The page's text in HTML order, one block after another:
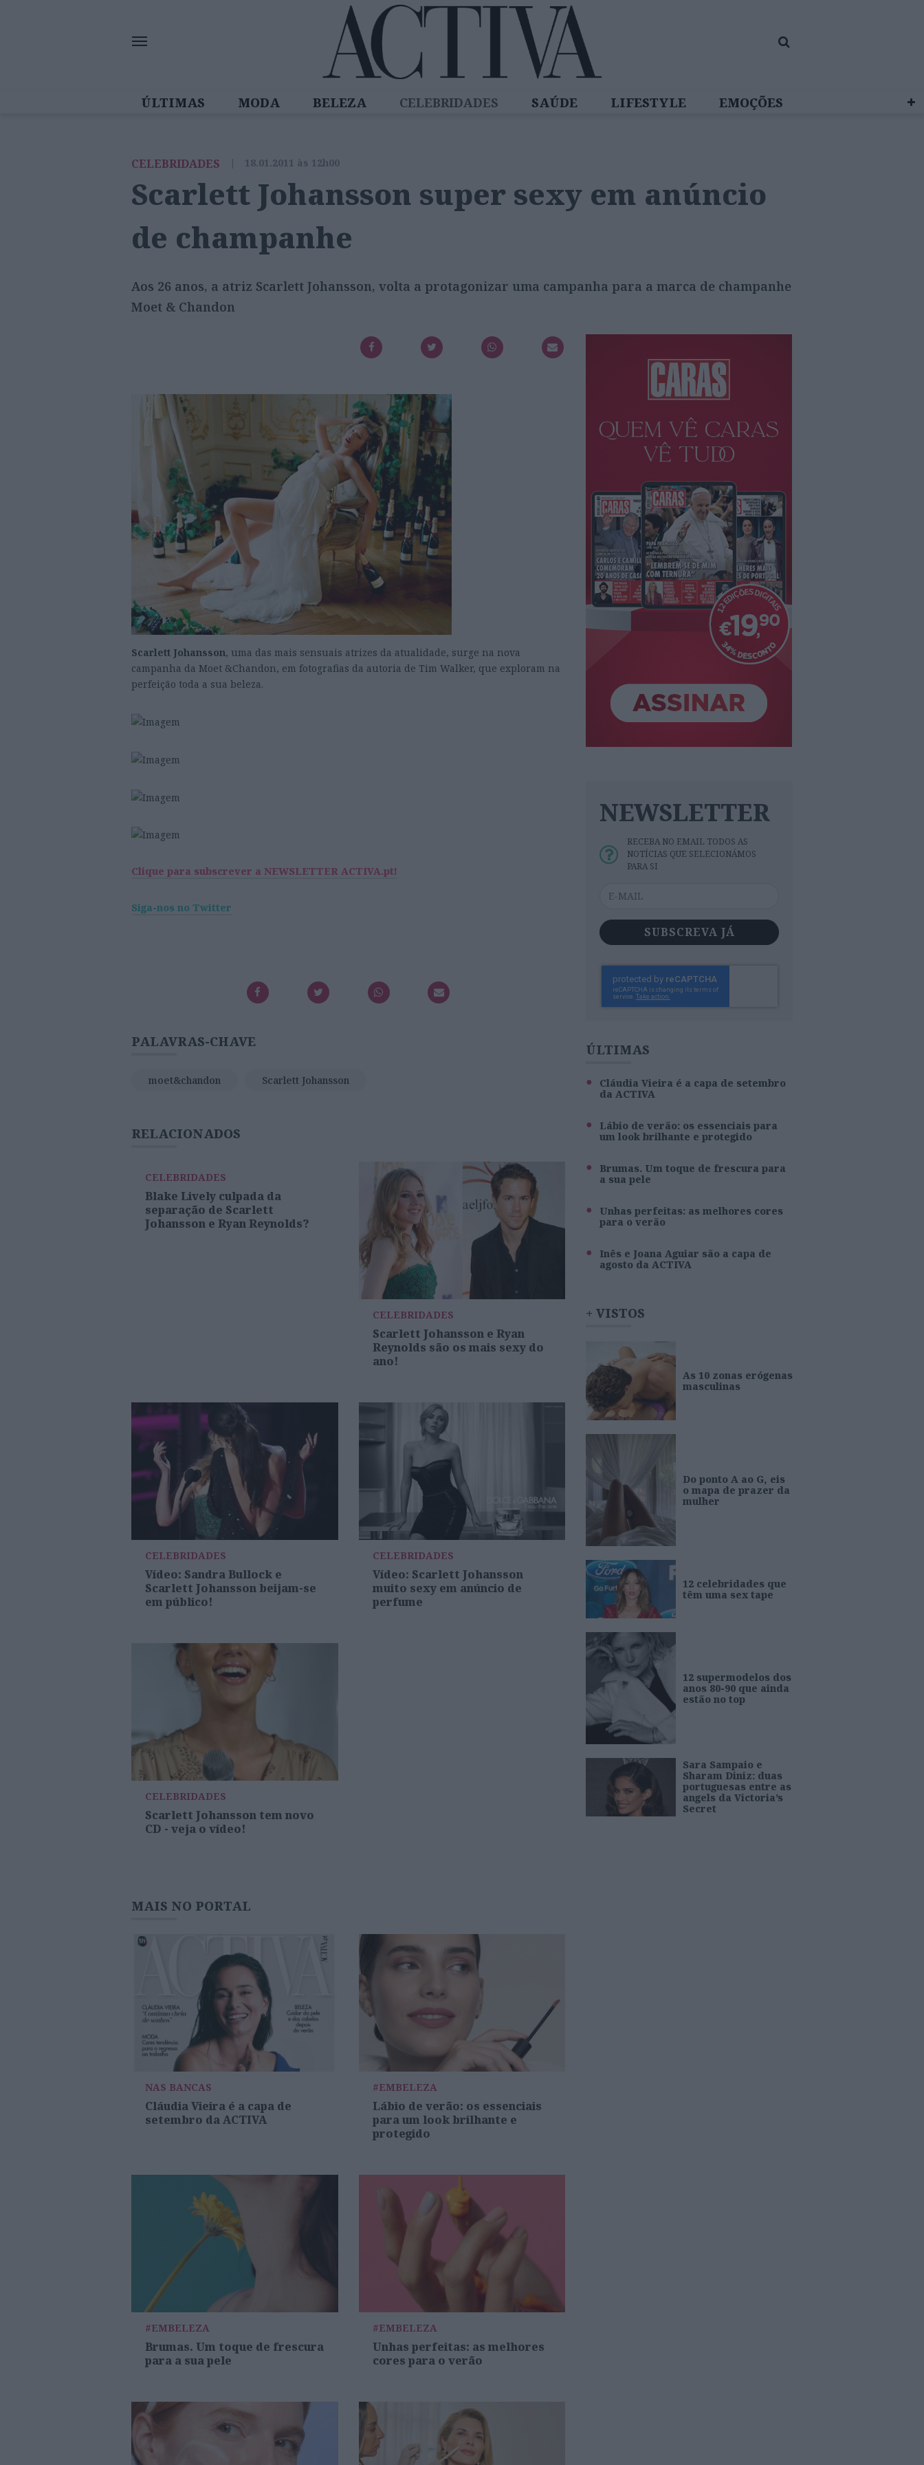
ÚLTIMAS MODA BELEZA CELEBRIDADES SAÚDE LIFESTYLE
EMOÇÕES
CELEBRIDADES | 18.01.2011 às 12h00
Scarlett Johansson super sexy em anúncio
de champanhe
Aos 26 anos, a atriz Scarlett Johansson, volta a protagonizar uma campanha para a marca de champanhe
Moet & Chandon
Scarlett Johansson, uma das mais sensuais atrizes da atualidade, surge na nova
campanha da Moet &Chandon, em fotografias da autoria de Tim Walker, que exploram na
perfeição toda a sua beleza.
Clique para subscrever a NEWSLETTER ACTIVA.pt!
Siga-nos no Twitter
PALAVRAS-CHAVE
moet&chandon Scarlett Johansson
RELACIONADOS
CELEBRIDADES
Blake Lively culpada da
separação de Scarlett
Johansson e Ryan Reynolds?
CELEBRIDADES
Scarlett Johansson e Ryan
Reynolds são os mais sexy do
ano!
CELEBRIDADES
Vídeo: Sandra Bullock e
Scarlett Johansson beijam-se
em público!
CELEBRIDADES
Vídeo: Scarlett Johansson
muito sexy em anúncio de
perfume
CELEBRIDADES
Scarlett Johansson tem novo
CD - veja o vídeo!
MAIS NO PORTAL
NAS BANCAS
Cláudia Vieira é a capa de
setembro da ACTIVA
#EMBELEZA
Lábio de verão: os essenciais
para um look brilhante e
protegido
#EMBELEZA
Brumas. Um toque de frescura
para a sua pele
#EMBELEZA
Unhas perfeitas: as melhores
cores para o verão
NEWSLETTER
RECEBA NO EMAIL TODOS AS
NOTÍCIAS QUE SELECIONÁMOS
PARA SI
SUBSCREVA JÁ
ÚLTIMAS
Cláudia Vieira é a capa de setembro
da ACTIVA
Lábio de verão: os essenciais para
um look brilhante e protegido
Brumas. Um toque de frescura para
a sua pele
Unhas perfeitas: as melhores cores
para o verão
Inês e Joana Aguiar são a capa de
agosto da ACTIVA
+ VISTOS
As 10 zonas erógenas
masculinas
Do ponto A ao G, eis
o mapa de prazer da
mulher
12 celebridades que
têm uma sex tape
12 supermodelos dos
anos 80-90 que ainda
estão no top
Sara Sampaio e
Sharam Diniz: duas
portuguesas entre as
angels da Victoria’s
Secret